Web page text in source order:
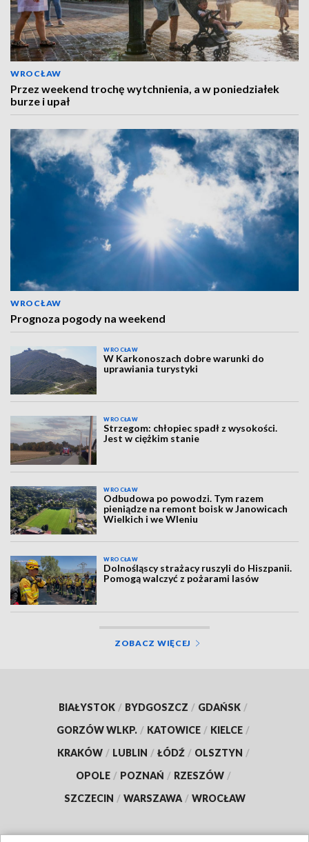
WROCŁAW
Przez weekend trochę wytchnienia, a w poniedziałek
burze i upał
WROCŁAW
Prognoza pogody na weekend
WROCŁAW
W Karkonoszach dobre warunki do
uprawiania turystyki
WROCŁAW
Strzegom: chłopiec spadł z wysokości.
Jest w ciężkim stanie
WROCŁAW
Odbudowa po powodzi. Tym razem
pieniądze na remont boisk w Janowicach
Wielkich i we Wleniu
WROCŁAW
Dolnośląscy strażacy ruszyli do Hiszpanii.
Pomogą walczyć z pożarami lasów
ZOBACZ WIĘCEJ
BIAŁYSTOK / BYDGOSZCZ / GDAŃSK /
GORZÓW WLKP. / KATOWICE / KIELCE /
KRAKÓW / LUBLIN / ŁÓDŹ / OLSZTYN /
OPOLE / POZNAŃ / RZESZÓW /
SZCZECIN / WARSZAWA / WROCŁAW